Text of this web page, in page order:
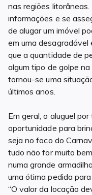
nas regiões
informações e se
de alugar um imóvel
em uma desagradável
que a quantidade de
algum tipo de golpe
tornou-se uma
últimos anos.
Em geral, o aluguel
oportunidade para
seja no foco do
tudo não for muito
numa grande
uma ótima pedida
“O valor da locação